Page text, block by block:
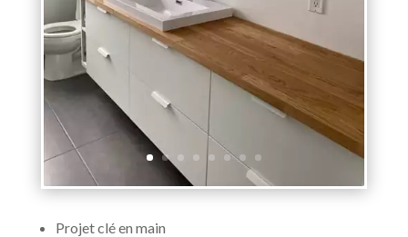
Projet clé en main